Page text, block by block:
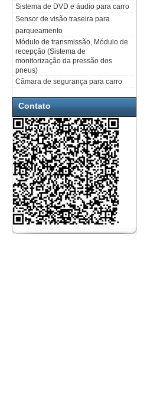
Sistema de DVD e áudio para carro
Sensor de visão traseira para
parqueamento
Módulo de transmissão, Módulo de
recepção (Sistema de
monitorização da pressão dos
pneus)
Câmara de segurança para carro
Contato